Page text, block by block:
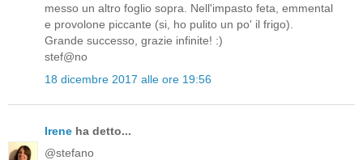
messo un altro foglio sopra. Nell'impasto feta, emmental
e provolone piccante (si, ho pulito un po' il frigo).
Grande successo, grazie infinite! :)
stef@no
18 dicembre 2017 alle ore 19:56
Irene ha detto...
@stefano